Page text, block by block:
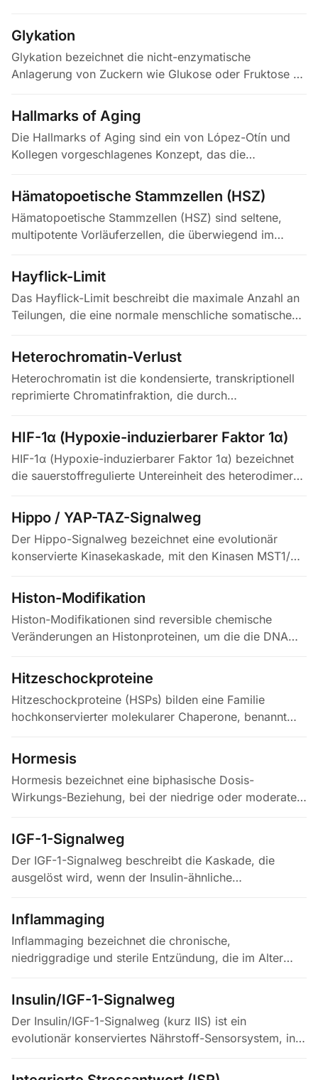
Glycin durch die…
Glykation
Glykation bezeichnet die nicht-enzymatische
Anlagerung von Zuckern wie Glukose oder Fruktose an
Reaktion entstehen zunächst…
Hallmarks of Aging
Die Hallmarks of Aging sind ein von López-Otín und
Kollegen vorgeschlagenes Konzept, das die
systematisch beschreibt. Die…
Hämatopoetische Stammzellen (HSZ)
Hämatopoetische Stammzellen (HSZ) sind seltene,
multipotente Vorläuferzellen, die überwiegend im
asymmetrische Selbsterneuerungsteilungen…
Hayflick-Limit
Das Hayflick-Limit beschreibt die maximale Anzahl an
Teilungen, die eine normale menschliche somatische
bevor sie in…
Heterochromatin-Verlust
Heterochromatin ist die kondensierte, transkriptionell
reprimierte Chromatinfraktion, die durch
gekennzeichnet und durch Faktoren…
HIF-1α (Hypoxie-induzierbarer Faktor 1α)
HIF-1α (Hypoxie-induzierbarer Faktor 1α) bezeichnet
die sauerstoffregulierte Untereinheit des heterodimeren
systemische…
Hippo / YAP-TAZ-Signalweg
Der Hippo-Signalweg bezeichnet eine evolutionär
konservierte Kinasekaskade, mit den Kinasen MST1/2
Gewebehomöostase und Stammzellaktivität…
Histon-Modifikation
Histon-Modifikationen sind reversible chemische
Veränderungen an Histonproteinen, um die die DNA
Phosphorylierung und…
Hitzeschockproteine
Hitzeschockproteine (HSPs) bilden eine Familie
hochkonservierter molekularer Chaperone, benannt
Formen von Stress aktiv. Sie…
Hormesis
Hormesis bezeichnet eine biphasische Dosis-
Wirkungs-Beziehung, bei der niedrige oder moderate
auslösen, während hohe Dosen schädlich…
IGF-1-Signalweg
Der IGF-1-Signalweg beschreibt die Kaskade, die
ausgelöst wird, wenn der Insulin-ähnliche
parallel die PI3K/AKT- und…
Inflammaging
Inflammaging bezeichnet die chronische,
niedriggradige und sterile Entzündung, die im Alter
Charakteristisch sind häufig erhöhte…
Insulin/IGF-1-Signalweg
Der Insulin/IGF-1-Signalweg (kurz IIS) ist ein
evolutionär konserviertes Nährstoff-Sensorsystem, in
binden und PI3K, AKT und…